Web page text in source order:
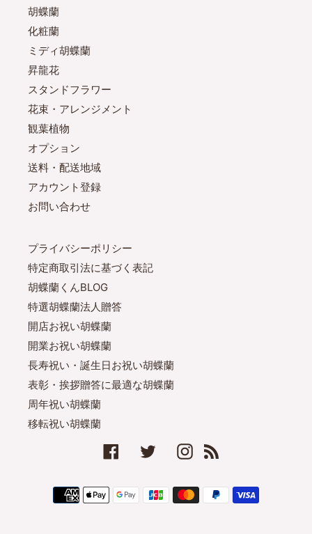
胡蝶蘭
化粧蘭
ミディ胡蝶蘭
昇龍花
スタンドフラワー
花束・アレンジメント
観葉植物
オプション
送料・配送地域
アカウント登録
お問い合わせ
プライバシーポリシー
特定商取引法に基づく表記
胡蝶蘭くんBLOG
特選胡蝶蘭法人贈答
開店お祝い胡蝶蘭
開業お祝い胡蝶蘭
長寿祝い・誕生日お祝い胡蝶蘭
表彰・挨拶贈答に最適な胡蝶蘭
周年祝い胡蝶蘭
移転祝い胡蝶蘭
FacebookTwitterInstagram
決
済